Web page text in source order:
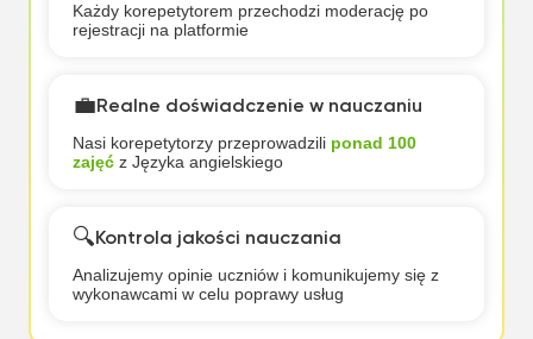
Każdy korepetytorem przechodzi moderację po
rejestracji na platformie
💼Realne doświadczenie w nauczaniu
Nasi korepetytorzy przeprowadzili ponad 100
zajęćz Języka angielskiego
🔍Kontrola jakości nauczania
Analizujemy opinie uczniów i komunikujemy się z
wykonawcami w celu poprawy usług